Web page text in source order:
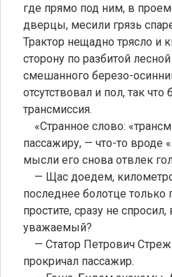
где прямо под ним, в
дверцы, месили грязь
Трактор нещадно трясло и
сторону по разбитой
смешанного березо-
отсутствовал и пол, так
трансмиссия.
«Странное слово:
пассажиру, — что-то вроде
мысли его снова отвлек
— Щас доедем,
последнее болотце
простите, сразу не спросил,
уважаемый?
— Статор Петрович
прокричал пассажир.